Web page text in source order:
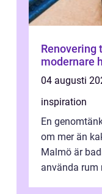
Renovering tjörn trygg
modernare
04 augusti
inspiration
En
om mer än
Malmö är
använda rum